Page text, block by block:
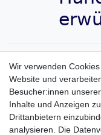
Aquaristik-Paradies
E-MAIL **
Newsletter
Honig
Hiermit bestätige ich, dass
Wir verwenden
Website und
Besucher:innen
Inhalte und Anzeigen
Drittanbietern
analysieren. Die